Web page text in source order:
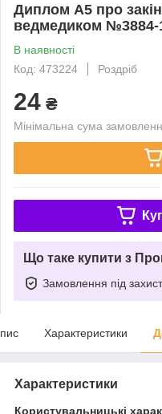
Диплом А5 про
ведмедиком №3884-
В наявності
Код: 473224
Роздріб
24 ₴
Мінімальна сума
Що таке купити з
Замовлення під
Характеристики
Характеристики
Користувальницькі